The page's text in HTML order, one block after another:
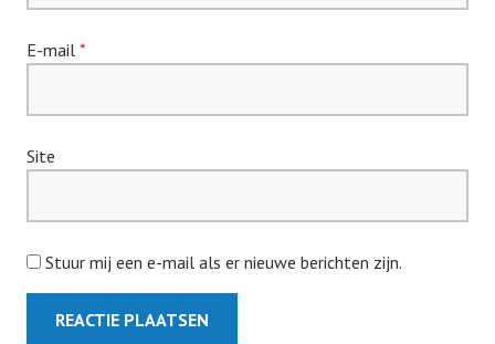
E-mail *
Site
Stuur mij een e-mail als er nieuwe berichten zijn.